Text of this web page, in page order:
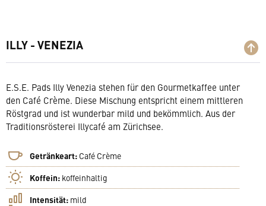
ILLY - VENEZIA
E.S.E. Pads Illy Venezia stehen für den Gourmetkaffee unter
den Café Crème. Diese Mischung entspricht einem mittleren
Röstgrad und ist wunderbar mild und bekömmlich. Aus der
Traditionsrösterei Illycafé am Zürichsee.
Getränkeart: Café Crème
Koffein: koffeinhaltig
Intensität: mild